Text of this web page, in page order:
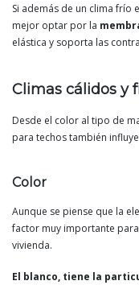
Si además de un clima frío
mejor optar por la
elástica y soporta las
Climas cálidos y
Desde el color al tipo de
para techos también
Color
Aunque se piense que la
factor muy importante
vivienda.
El blanco, tiene la